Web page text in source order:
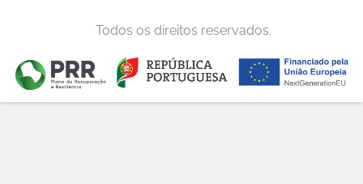
Todos os direitos reservados.